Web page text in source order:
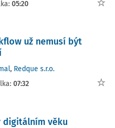
05:20
už nemusí být
, Redque s.r.o.
07:32
digitálním věku